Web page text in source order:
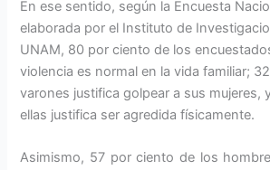
En ese sentido, según la Encuesta
elaborada por el Instituto de
UNAM, 80 por ciento de los
violencia es normal en la vida familiar;
varones justifica golpear a sus mujeres,
ellas justifica ser agredida físicamente.
Asimismo, 57 por ciento de los